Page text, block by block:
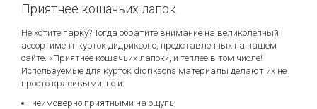
Приятнее кошачьих лапок
Не хотите парку? Тогда обратите внимание на великолепный
ассортимент курток дидриксонс, представленных на нашем
сайте. «Приятнее кошачьих лапок», и теплее в том числе!
Используемые для курток didriksons материалы делают их не
просто красивыми, но и:
неимоверно приятными на ощупь;